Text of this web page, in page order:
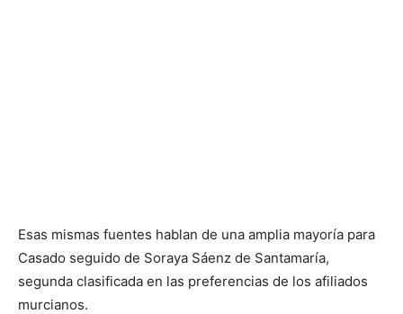
Esas mismas fuentes hablan de una amplia mayoría para
Casado seguido de Soraya Sáenz de Santamaría,
segunda clasificada en las preferencias de los afiliados
murcianos.